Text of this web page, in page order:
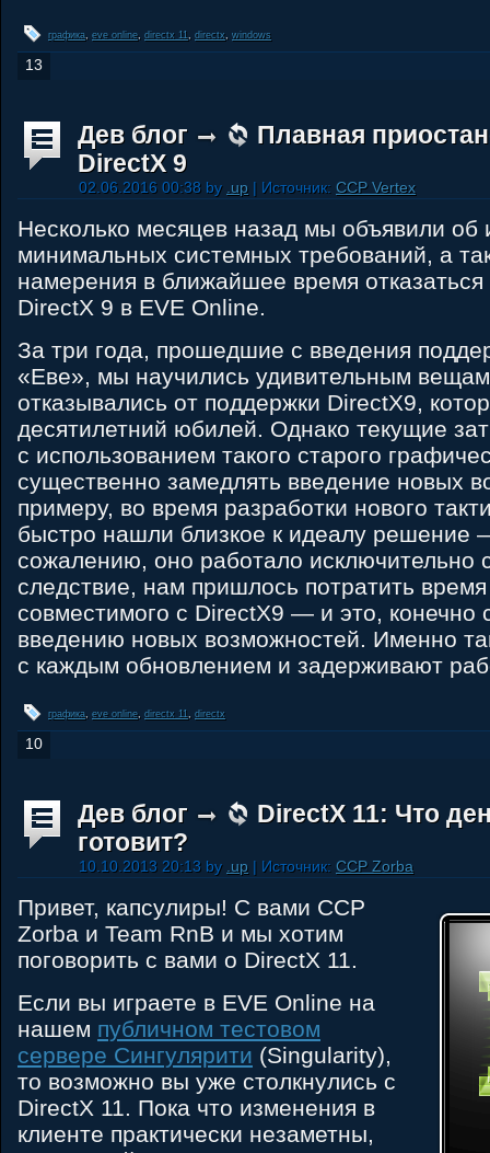
графика, eve online, directx 11, directx, windows
13
Дев блог
Плавная
DirectX 9
02.06.2016 00:38 by .up | Источник: CCP Vertex
Несколько месяцев назад мы объявили об
минимальных системных требований, а
намерения в ближайшее время отказаться
DirectX 9 в EVE Online.
За три года, прошедшие с введения
«Еве», мы научились удивительным
отказывались от поддержки DirectX9,
десятилетний юбилей. Однако текущие
с использованием такого старого
существенно замедлять введение новых
примеру, во время разработки нового
быстро нашли близкое к идеалу решение
сожалению, оно работало исключительно
следствие, нам пришлось потратить
совместимого с DirectX9 — и это,
введению новых возможностей. Именно
с каждым обновлением и задерживают
графика, eve online, directx 11, directx
10
Дев блог
DirectX 11: Что
готовит?
10.10.2013 20:13 by .up | Источник: CCP Zorba
Привет, капсулиры! С вами CCP
Zorba и Team RnB и мы хотим
поговорить с вами о DirectX 11.
Если вы играете в EVE Online на
нашем публичном тестовом
сервере Сингулярити (Singularity),
то возможно вы уже столкнулись с
DirectX 11. Пока что изменения в
клиенте практически незаметны,